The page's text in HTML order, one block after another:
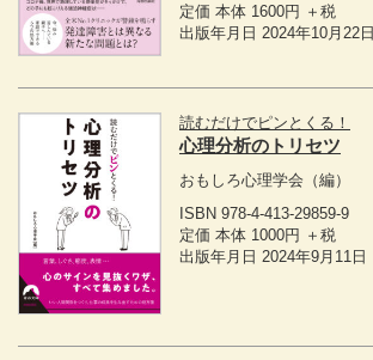
定価 本体 1600円 ＋税
出版年月日 2024年10月22日
読むだけでピンとくる！
心理分析のトリセツ
おもしろ心理学会 （編）
ISBN 978-4-413-29859-9
定価 本体 1000円 ＋税
出版年月日 2024年9月11日